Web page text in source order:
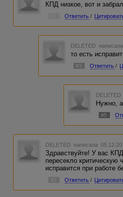
КПД низкое, вот и
Ответить /
DELETED
то есть
#3 Ответить /
DELETED
Нужно, а
#5
DELETED написала
Здравствуйте! У вас
пересекло критическую
исправится при работе
Ответить /